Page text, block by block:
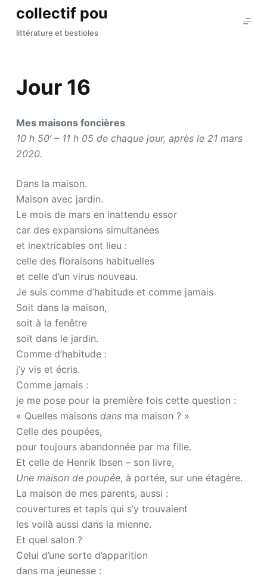
P
a
u
c
o
e
n
u
collectif pou
littérature et bestioles
Jour 16
Mes maisons foncières
10 h 50’ – 11 h 05 de chaque jour, après le 21 mars
2020.
Dans la maison.
Maison avec jardin.
Le mois de mars en inattendu essor
car des expansions simultanées
et inextricables ont lieu :
celle des floraisons habituelles
et celle d’un virus nouveau.
Je suis comme d’habitude et comme jamais
Soit dans la maison,
soit à la fenêtre
soit dans le jardin.
Comme d’habitude :
j’y vis et écris.
Comme jamais :
je me pose pour la première fois cette question :
« Quelles maisons dansma maison ? »
Celle des poupées,
pour toujours abandonnée par ma fille.
Et celle de Henrik Ibsen – son livre,
Une maison de poupée, à portée, sur une étagère.
La maison de mes parents, aussi :
couvertures et tapis qui s’y trouvaient
les voilà aussi dans la mienne.
Et quel salon ?
Celui d’une sorte d’apparition
dans ma jeunesse :